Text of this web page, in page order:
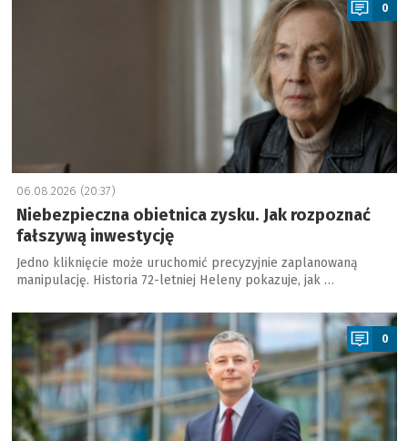
0
06.08.2026 (20:37)
Niebezpieczna obietnica zysku. Jak rozpoznać
fałszywą inwestycję
Jedno kliknięcie może uruchomić precyzyjnie zaplanowaną
manipulację. Historia 72-letniej Heleny pokazuje, jak …
a
0